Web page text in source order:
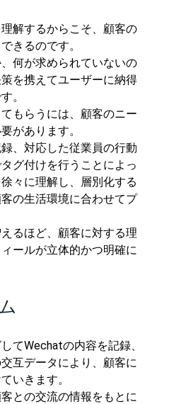
解するからこそ、顧客の
きるのです。
何が求められていないの
を携えてユーザーに納得
。
もらうには、顧客のニー
があります。
、対応した従業員の行動
グ付けを行うことによっ
々に理解し、層別化する
の生活環境に合わせてプ
るほど、顧客に対する理
ールが立体的かつ明確に
てWechatの内容を記録、
互データにより、顧客に
いきます。
との交流の情報をもとに